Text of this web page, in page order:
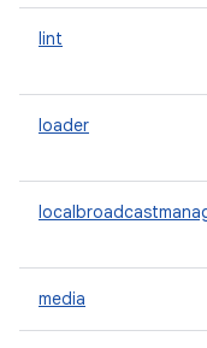
lint
loader
media